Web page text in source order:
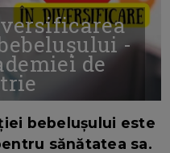
-
de
bebelușului este
sănătatea sa.